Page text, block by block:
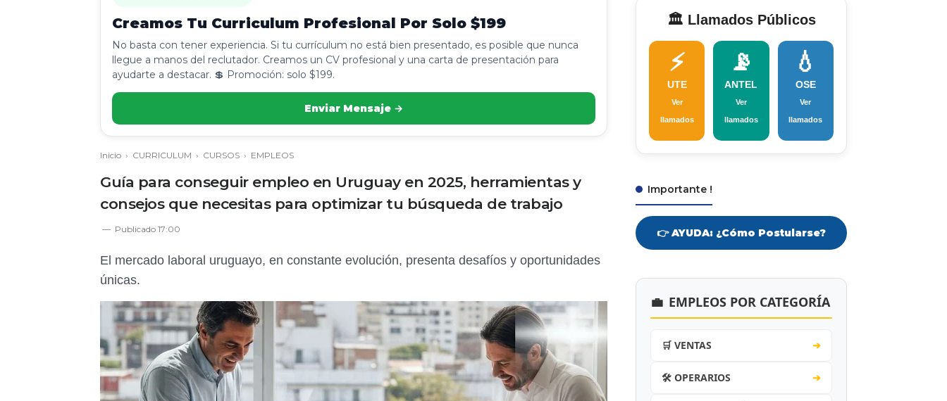
Creamos Tu Curriculum Profesional Por Solo $199
No basta con tener experiencia. Si tu currículum no está bien presentado, es posible que nunca
llegue a manos del reclutador. Creamos un CV profesional y una carta de presentación para
ayudarte a destacar. 💲 Promoción: solo $199.
Enviar Mensaje →
Inicio › CURRICULUM › CURSOS › EMPLEOS
Guía para conseguir empleo en Uruguay en 2025, herramientas y
consejos que necesitas para optimizar tu búsqueda de trabajo
Publicado 17:00
El mercado laboral uruguayo, en constante evolución, presenta desafíos y oportunidades
únicas.
🏛️ Llamados Públicos
⚡
UTE
Ver
llamados
📡
ANTEL
Ver
llamados
💧
OSE
Ver
llamados
Importante !
👉 AYUDA: ¿Cómo Postularse?
💼 EMPLEOS POR CATEGORÍA
🛒 VENTAS ➔
🛠️ OPERARIOS ➔